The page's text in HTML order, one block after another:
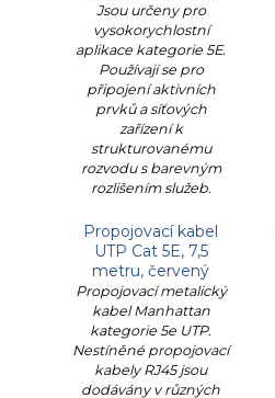
Jsou určeny pro
vysokorychlostní
aplikace kategorie 5E.
Používají se pro
připojení aktivních
prvků a síťových
zařízení k
strukturovanému
rozvodu s barevným
rozlišením služeb.
Propojovací kabel
UTP Cat 5E, 7,5
metru, červený
Propojovací metalický
kabel Manhattan
kategorie 5e UTP.
Nestíněné propojovací
kabely RJ45 jsou
dodávány v různých